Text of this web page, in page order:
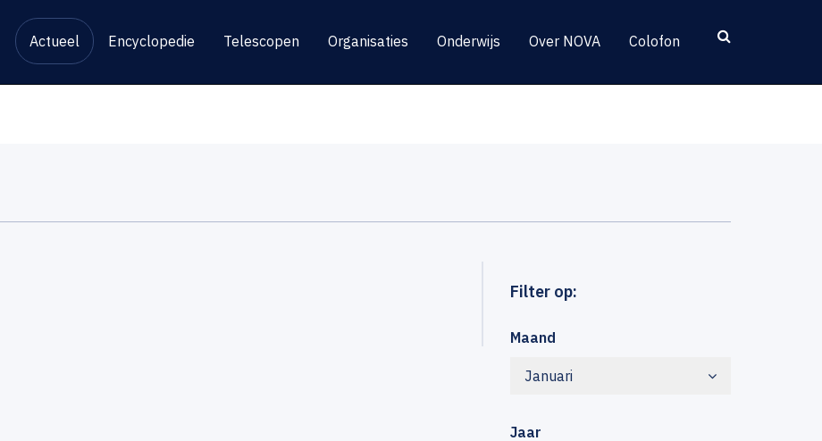
Actueel Encyclopedie Telescopen Organisaties Onderwijs Over NOVA Colofon
Filter op:
Maand
Januari
Jaar